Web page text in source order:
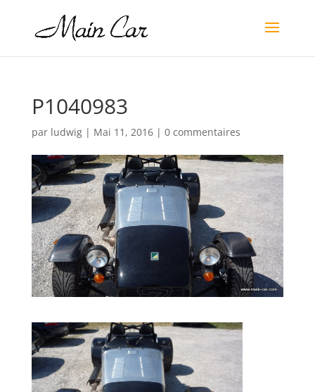
P1040983
par ludwig| Mai 11, 2016| 0 commentaires